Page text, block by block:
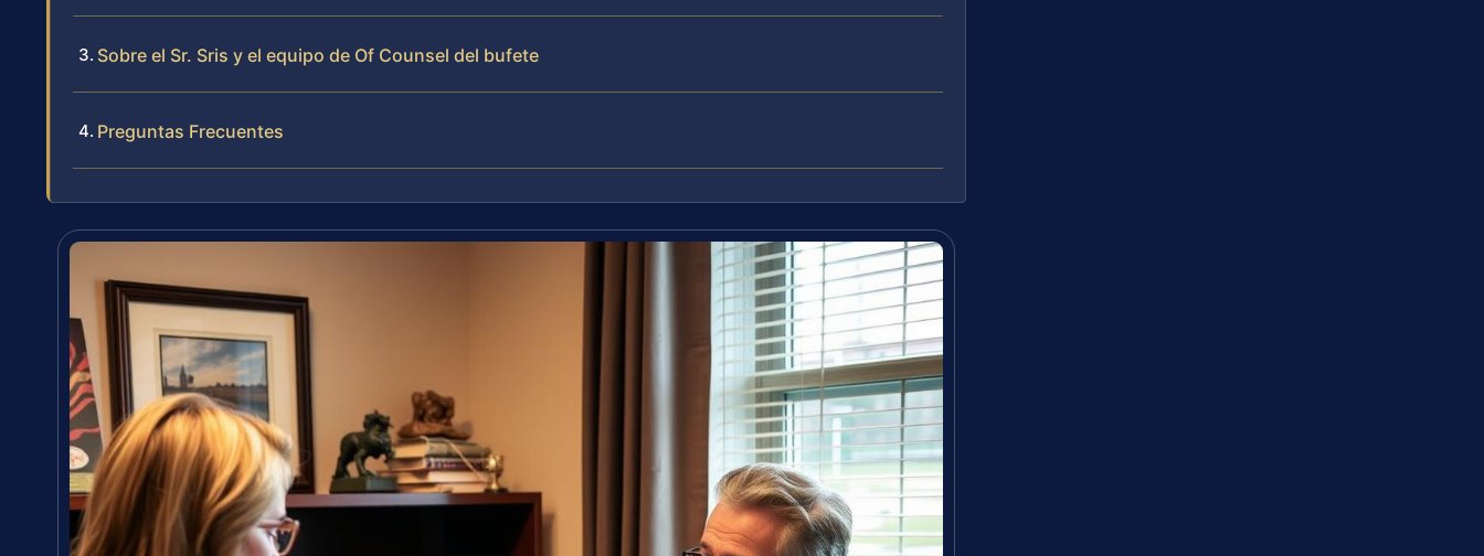
Sobre el Sr. Sris y el equipo de Of Counsel del bufete
Preguntas Frecuentes